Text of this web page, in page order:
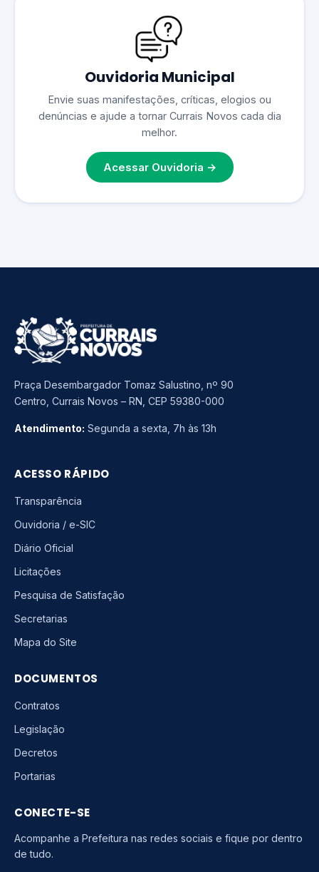
Ouvidoria Municipal
Envie suas manifestações, críticas, elogios ou
denúncias e ajude a tornar Currais Novos cada dia
melhor.
Acessar Ouvidoria →
Praça Desembargador Tomaz Salustino, nº 90
Centro, Currais Novos – RN, CEP 59380-000
Atendimento: Segunda a sexta, 7h às 13h
ACESSO RÁPIDO
Transparência
Ouvidoria / e-SIC
Diário Oficial
Licitações
Pesquisa de Satisfação
Secretarias
Mapa do Site
DOCUMENTOS
Contratos
Legislação
Decretos
Portarias
CONECTE-SE
Acompanhe a Prefeitura nas redes sociais e fique por dentro
de tudo.